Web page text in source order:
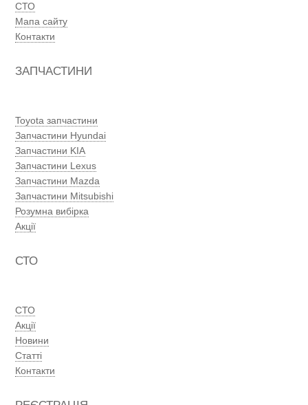
СТО
Мапа сайту
Контакти
ЗАПЧАСТИНИ
Toyota запчастини
Запчастини Hyundai
Запчастини KIA
Запчастини Lexus
Запчастини Mazda
Запчастини Mitsubishi
Розумна вибірка
Акції
СТО
СТО
Акції
Новини
Статті
Контакти